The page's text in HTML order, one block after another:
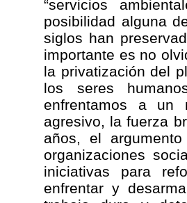
“servicios
posibilidad alguna
siglos han
importante es no
la privatización del
los seres
enfrentamos a un
agresivo, la fuerza
años, el
organizaciones
iniciativas para
enfrentar y